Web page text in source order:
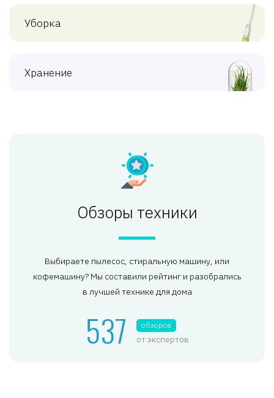
Уборка
Хранение
Обзоры техники
Выбираете пылесос, стиральную машину, или
кофемашину? Мы составили рейтинг и разобрались
в лучшей технике для дома
537 обзоров
от экспертов